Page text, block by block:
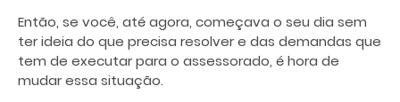
Então, se você, até agora, começava o seu dia sem
ter ideia do que precisa resolver e das demandas que
tem de executar para o assessorado, é hora de
mudar essa situação.